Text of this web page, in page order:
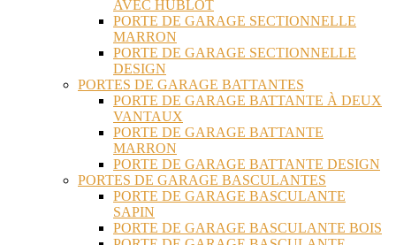
AVEC HUBLOT
PORTE DE GARAGE SECTIONNELLE
MARRON
PORTE DE GARAGE SECTIONNELLE
DESIGN
PORTES DE GARAGE BATTANTES
PORTE DE GARAGE BATTANTE À DEUX
VANTAUX
PORTE DE GARAGE BATTANTE
MARRON
PORTE DE GARAGE BATTANTE DESIGN
PORTES DE GARAGE BASCULANTES
PORTE DE GARAGE BASCULANTE
SAPIN
PORTE DE GARAGE BASCULANTE BOIS